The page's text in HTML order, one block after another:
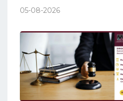
05-08-2026